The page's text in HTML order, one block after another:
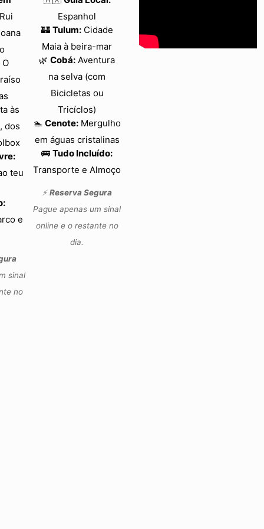
O
às
dos
teu
e
sinal
no
Espanhol
🏰 Tulum:Cidade
Maia à beira-mar
🌿Cobá: Aventura
na selva (com
Bicicletas ou
Tricíclos)
🏊 Cenote:Mergulho
em águas cristalinas
🚌Tudo Incluído:
Transporte e Almoço
⚡Reserva Segura
Pague apenas um sinal
online e o restante no
dia.